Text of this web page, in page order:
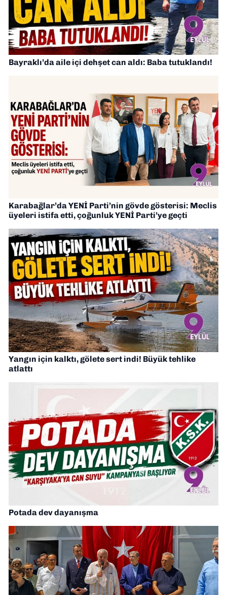
Bayraklı’da aile içi dehşet can aldı: Baba tutuklandı!
Karabağlar’da YENİ Parti’nin gövde gösterisi: Meclis
üyeleri istifa etti, çoğunluk YENİ Parti’ye geçti
Yangın için kalktı, gölete sert indi! Büyük tehlike
atlattı
Potada dev dayanışma